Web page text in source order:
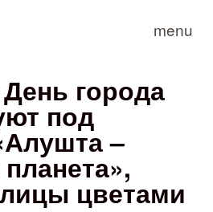
menu
города
под
–
цветами